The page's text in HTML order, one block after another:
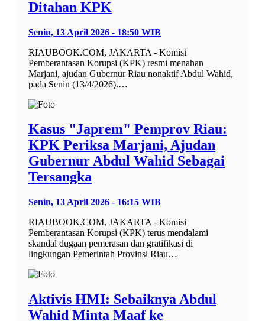
Ditahan KPK
Senin, 13 April 2026 - 18:50 WIB
RIAUBOOK.COM, JAKARTA - Komisi
Pemberantasan Korupsi (KPK) resmi menahan
Marjani, ajudan Gubernur Riau nonaktif Abdul Wahid,
pada Senin (13/4/2026).…
Kasus "Japrem" Pemprov Riau:
KPK Periksa Marjani, Ajudan
Gubernur Abdul Wahid Sebagai
Tersangka
Senin, 13 April 2026 - 16:15 WIB
RIAUBOOK.COM, JAKARTA - Komisi
Pemberantasan Korupsi (KPK) terus mendalami
skandal dugaan pemerasan dan gratifikasi di
lingkungan Pemerintah Provinsi Riau…
Aktivis HMI: Sebaiknya Abdul
Wahid Minta Maaf ke